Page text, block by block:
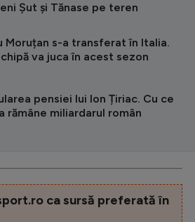
Șut și Tănase pe teren
Moruțan s-a transferat în Italia.
va juca în acest sezon
pensiei lui Ion Țiriac. Cu ce
rămâne miliardarul român
ca sursă preferată în